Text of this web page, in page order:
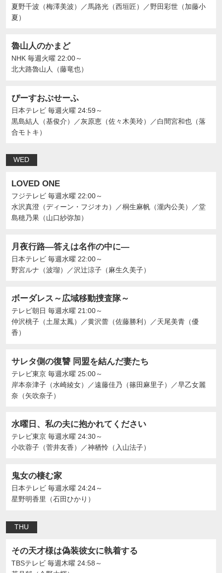
夏野千波（梅澤美波）
／馬路光（西垣匠） ／野田彩世（加藤小
夏）
魯山人のかまど
NHK 毎週火曜 22:00～
北大路魯山人（藤竜也）
ぴーすおぶせーふ
日本テレビ 毎週火曜 24:59～
黒島結人（基俊介）
／灰原恵（佐々木美玲） ／白間宮和也（落
合モトキ）
WED
LOVED ONE
フジテレビ 毎週水曜 22:00～
水沢真澄（ディーン・フジオカ）
／桐生麻帆（瀧内公美） ／堂
島穂乃果（山口紗弥加）
月夜行路―答えは名作の中に―
日本テレビ 毎週水曜 22:00～
野宮ルナ（波瑠）
／沢辻涼子（麻生久美子）
ボーダレス～広域移動捜査隊～
テレビ朝日 毎週水曜 21:00～
仲沢桃子（土屋太鳳）
／黄沢蕾（佐藤勝利） ／天尾美青（優
香）
サレタ側の復讐 同盟を結んだ妻たち
テレビ東京 毎週水曜 25:00～
岸本奈津子（水崎綾女）
／遠藤佳乃（篠田麻里子） ／早乙女麗
奈（矢吹奈子）
水曜日、私の夫に抱かれてください
テレビ東京 毎週水曜 24:30～
⼩吹蓉⼦（菅井友香）
／神栖怜（入山法子）
鬼女の棲む家
日本テレビ 毎週水曜 24:24～
星野明香里（石田ひかり）
THU
その天才様は偽装彼女に執着する
TBSテレビ 毎週木曜 24:58～